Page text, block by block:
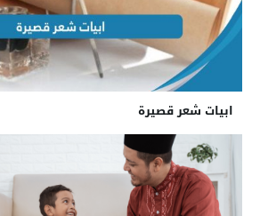
ابيات شعر قصيرة